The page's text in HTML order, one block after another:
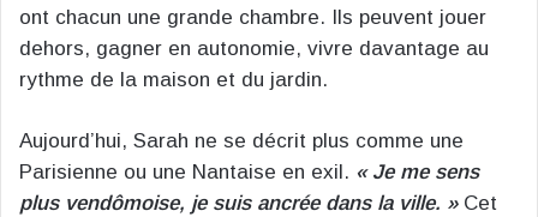
ont chacun une grande chambre. Ils peuvent jouer
dehors, gagner en autonomie, vivre davantage au
rythme de la maison et du jardin.
Aujourd’hui, Sarah ne se décrit plus comme une
Parisienne ou une Nantaise en exil. « Je me sens
plus vendômoise, je suis ancrée dans la ville. »Cet